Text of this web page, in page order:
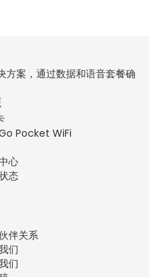
方案，通过数据和语音套餐确
Pocket WiFi
心
态
伴关系
们
们